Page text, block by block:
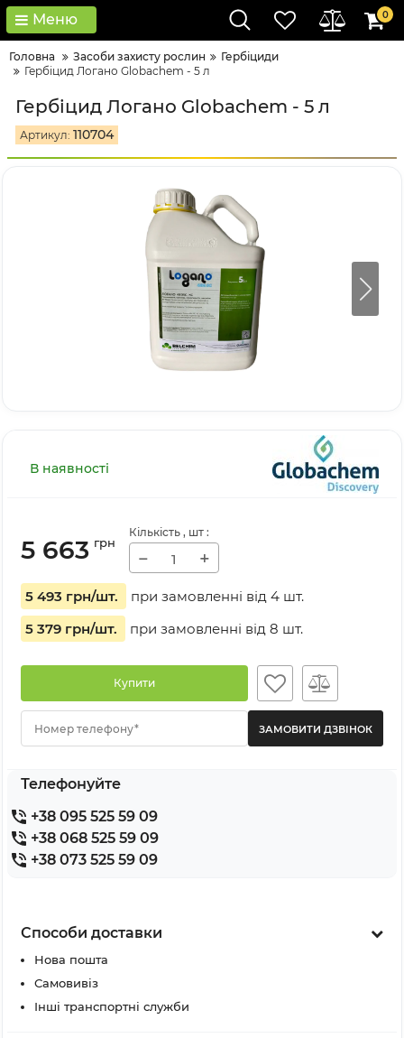
Меню 0
Головна Засоби захисту рослин
Гербіциди
Гербіцид Логано Globachem - 5 л
Гербіцид Логано Globachem - 5 л
Артикул: 110704
В наявності
5 663 грн
Кількість , шт :
− +
5 493 грн/шт. при замовленні від 4 шт.
5 379 грн/шт. при замовленні від 8 шт.
Купити
Номер телефону*
Телефонуйте
+38 095 525 59 09
+38 068 525 59 09
+38 073 525 59 09
Способи доставки
Нова пошта
Самовивіз
Інші транспортні служби